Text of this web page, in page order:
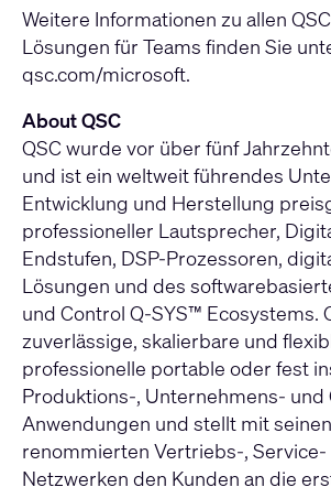
Weitere Informationen zu allen
Lösungen für Teams finden Sie
qsc.com/microsoft.
About QSC
QSC wurde vor über fünf
und ist ein weltweit führendes
Entwicklung und Herstellung
professioneller Lautsprecher,
Endstufen, DSP-Prozessoren,
Lösungen und des
und Control Q-SYS™ Ecosystems.
zuverlässige, skalierbare und
professionelle portable oder fest
Produktions-, Unternehmens- und
Anwendungen und stellt mit
renommierten Vertriebs-,
Netzwerken den Kunden an die